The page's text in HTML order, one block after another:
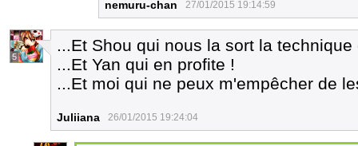
nemuru-chan 27/01/2015 19:14:59
5
...Et Shou qui nous la sort la
...Et Yan qui en profite !
...Et moi qui ne peux m'empêcher de
Juliiana 26/01/2015 19:24:04